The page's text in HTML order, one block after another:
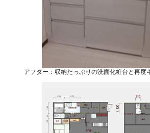
アフター：収納たっぷりの洗面化粧台と再度